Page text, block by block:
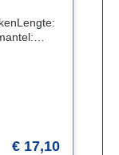
€ 17,10